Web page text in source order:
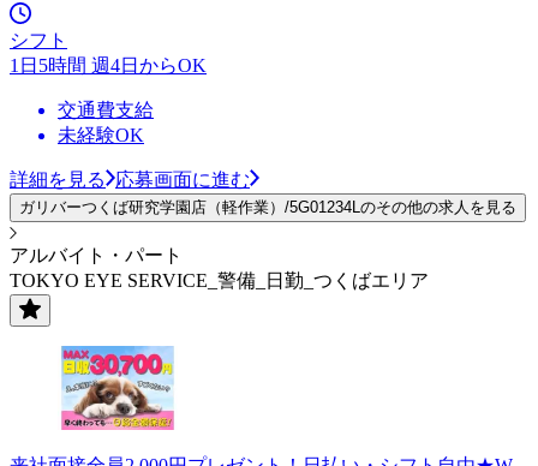
シフト
1日5時間 週4日からOK
交通費支給
未経験OK
詳細を見る 応募画面に進む
ガリバーつくば研究学園店（軽作業）/5G01234Lのその他の求人を見る
アルバイト・パート
TOKYO EYE SERVICE_警備_日勤_つくばエリア